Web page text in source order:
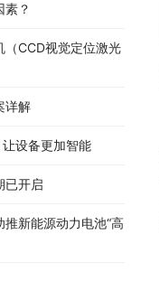
素？
（CCD视觉定位激光
详解
设备更加智能
已开启
新能源动力电池“高